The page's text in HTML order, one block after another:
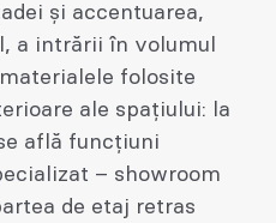
și accentuarea,
a intrării în volumul
folosite
ale spațiului: la
află funcțiuni
– showroom
de etaj retras